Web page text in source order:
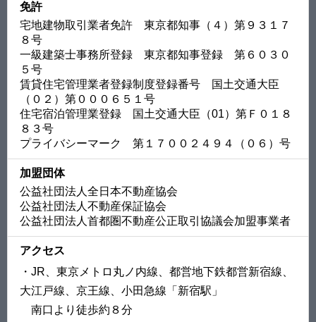
免許
宅地建物取引業者免許 東京都知事（４）第９３１７
８号
一級建築士事務所登録 東京都知事登録 第６０３０
５号
賃貸住宅管理業者登録制度登録番号 国土交通大臣
（０２）第０００６５１号
住宅宿泊管理業登録 国土交通大臣（01）第Ｆ０１８
８３号
プライバシーマーク 第１７００２４９４（０６）号
加盟団体
公益社団法人全日本不動産協会
公益社団法人不動産保証協会
公益社団法人首都圏不動産公正取引協議会加盟事業者
アクセス
・JR、東京メトロ丸ノ内線、都営地下鉄都営新宿線、
大江戸線、京王線、小田急線「新宿駅」
南口より徒歩約８分